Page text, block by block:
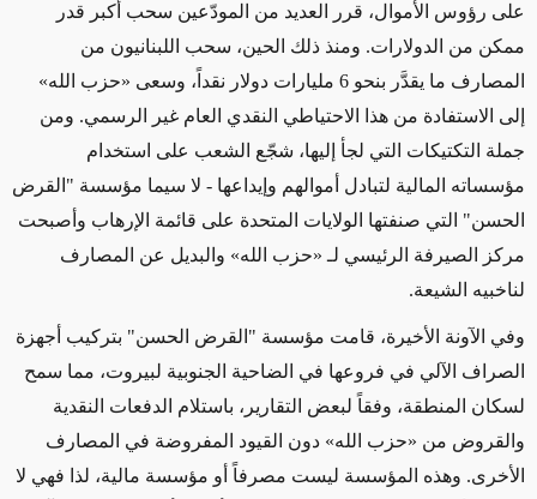
على رؤوس الأموال، قرر العديد من المودّعين سحب أكبر قدر
ممكن من الدولارات. ومنذ ذلك الحين، سحب اللبنانيون من
المصارف ما يقدَّر بنحو 6 مليارات دولار نقداً، وسعى «حزب الله»
إلى الاستفادة من هذا الاحتياطي النقدي العام غير الرسمي. ومن
جملة التكتيكات التي لجأ إليها، شجّع الشعب على استخدام
مؤسساته المالية لتبادل أموالهم وإيداعها - لا سيما مؤسسة "القرض
الحسن" التي صنفتها الولايات المتحدة على قائمة الإرهاب وأصبحت
مركز الصيرفة الرئيسي لـ «حزب الله» والبديل عن المصارف
لناخبيه الشيعة.
وفي الآونة الأخيرة، قامت مؤسسة "القرض الحسن" بتركيب أجهزة
الصراف الآلي في فروعها في الضاحية الجنوبية لبيروت، مما سمح
لسكان المنطقة، وفقاً لبعض التقارير، باستلام الدفعات النقدية
والقروض من «حزب الله» دون القيود المفروضة في المصارف
الأخرى. وهذه المؤسسة ليست مصرفاً أو مؤسسة مالية، لذا فهي لا